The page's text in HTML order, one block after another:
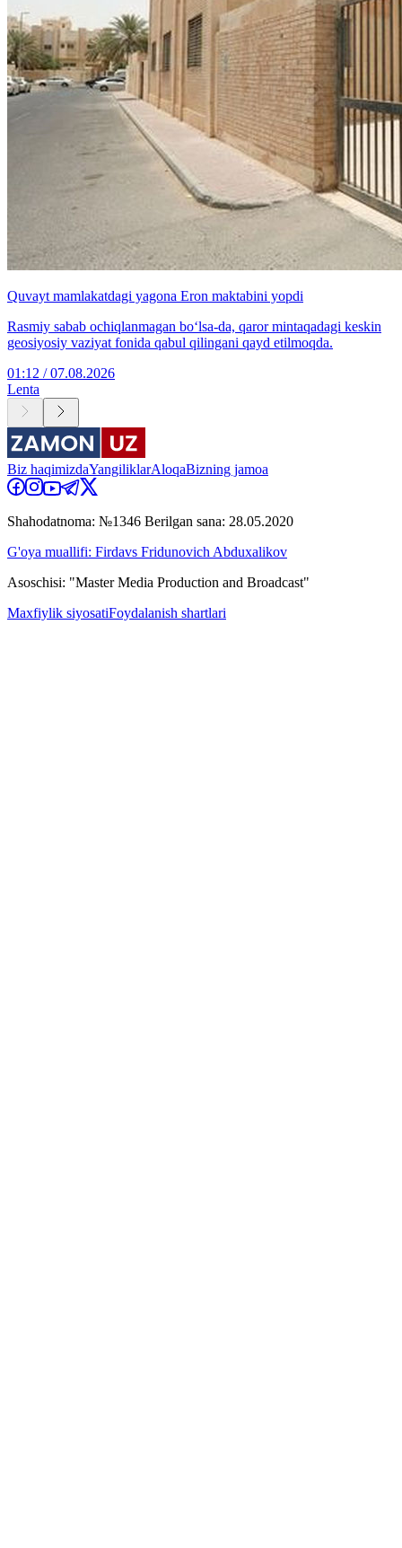
Quvayt mamlakatdagi yagona Eron maktabini yopdi
Rasmiy sabab ochiqlanmagan bo‘lsa-da, qaror mintaqadagi keskin
geosiyosiy vaziyat fonida qabul qilingani qayd etilmoqda.
01:12 / 07.08.2026
Lenta
Biz haqimizdaYangiliklarAloqaBizning jamoa
Shahodatnoma: №1346 Berilgan sana: 28.05.2020
G'oya muallifi: Firdavs Fridunovich Abduxalikov
Asoschisi: "Master Media Production and Broadcast"
Maxfiylik siyosatiFoydalanish shartlari